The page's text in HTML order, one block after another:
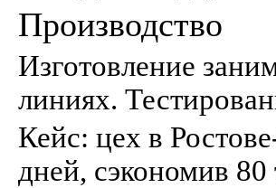
Производство
Изготовление
линиях.
Кейс: цех в
дней, сэкономив 80